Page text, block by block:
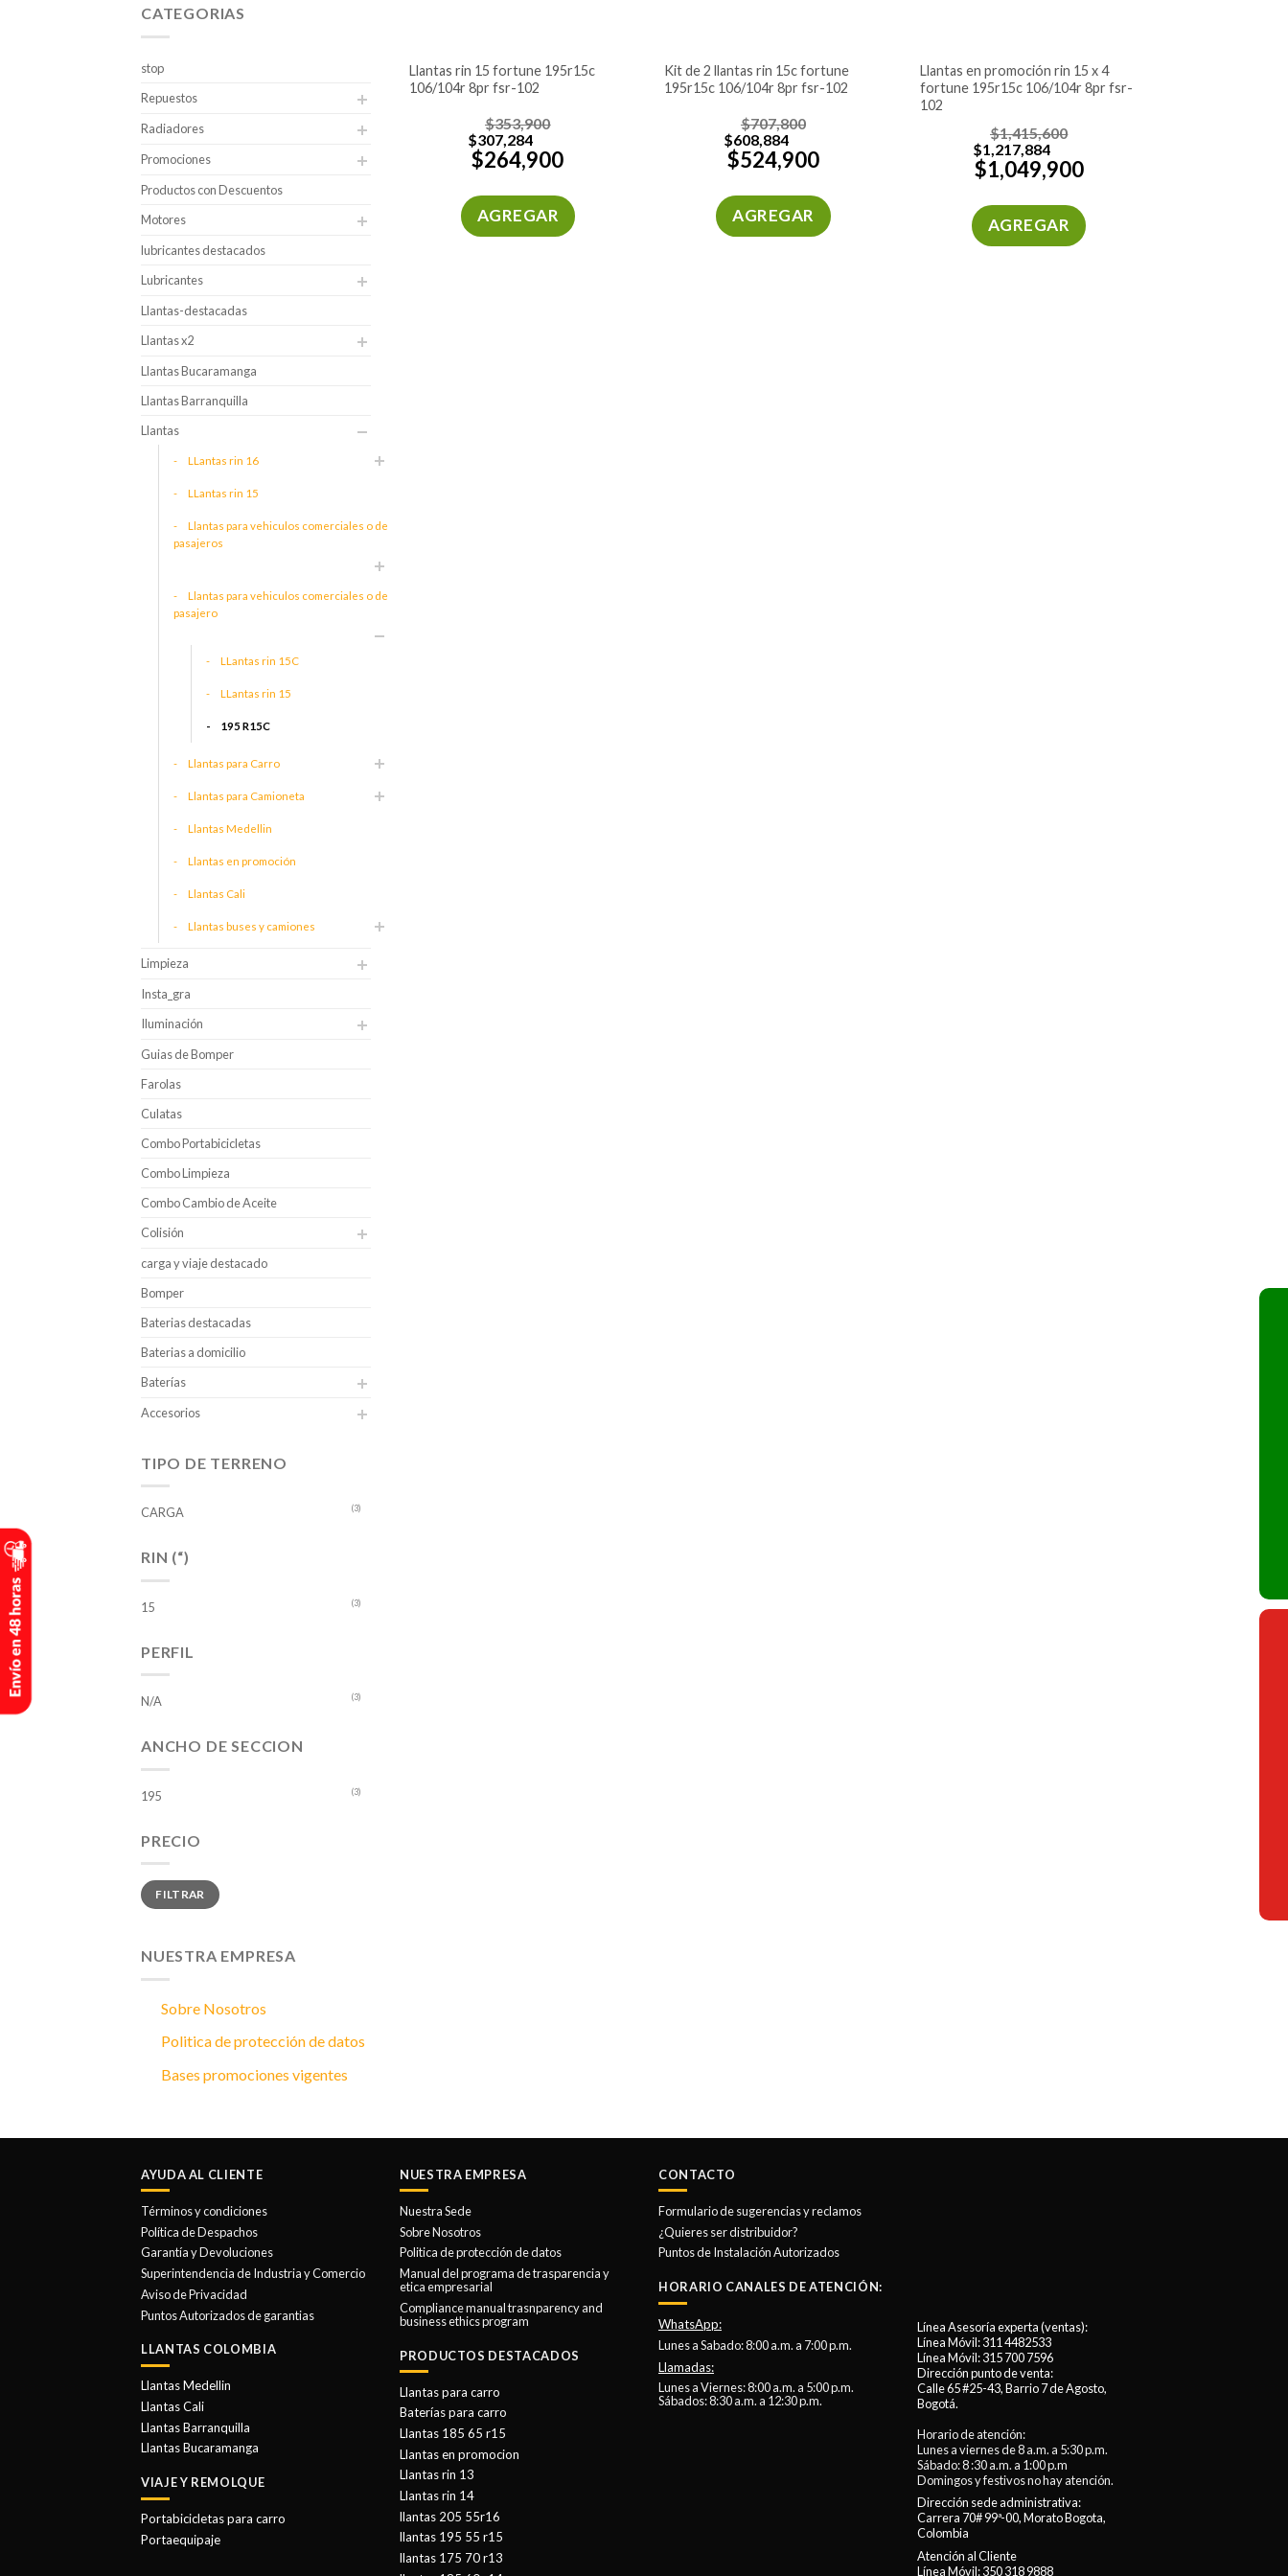
CATEGORIAS
stop
Repuestos
Radiadores
Promociones
Productos con Descuentos
Motores
lubricantes destacados
Lubricantes
Llantas-destacadas
Llantas x2
Llantas Bucaramanga
Llantas Barranquilla
Llantas
LLantas rin 16
LLantas rin 15
Llantas para vehiculos comerciales o de
pasajeros
Llantas para vehiculos comerciales o de
pasajero
LLantas rin 15C
LLantas rin 15
195 R15C
Llantas para Carro
Llantas para Camioneta
Llantas Medellin
Llantas en promoción
Llantas Cali
Llantas buses y camiones
Limpieza
Insta_gra
Iluminación
Guias de Bomper
Farolas
Culatas
Combo Portabicicletas
Combo Limpieza
Combo Cambio de Aceite
Colisión
carga y viaje destacado
Bomper
Baterias destacadas
Baterias a domicilio
Baterías
Accesorios
TIPO DE TERRENO
CARGA (3)
RIN (“)
15 (3)
PERFIL
N/A (3)
ANCHO DE SECCION
195 (3)
PRECIO
Precio
mínimo
Precio
máximo
FILTRAR
NUESTRA EMPRESA
Sobre Nosotros
Politica de protección de datos
Bases promociones vigentes
llantas rin 15 fortune 195r15c
106/104r 8pr fsr-102
$353,900
$307,284
$264,900
AGREGAR
kit de 2 llantas rin 15c fortune
195r15c 106/104r 8pr fsr-102
$707,800
$608,884
$524,900
AGREGAR
llantas en promoción rin 15 x 4
fortune 195r15c 106/104r 8pr fsr-
102
$1,415,600
$1,217,884
$1,049,900
AGREGAR
AYUDA AL CLIENTE
Términos y condiciones
Política de Despachos
Garantía y Devoluciones
Superintendencia de Industria y Comercio
Aviso de Privacidad
Puntos Autorizados de garantias
LLANTAS COLOMBIA
Llantas Medellin
Llantas Cali
Llantas Barranquilla
Llantas Bucaramanga
VIAJE Y REMOLQUE
Portabicicletas para carro
Portaequipaje
NUESTRA EMPRESA
Nuestra Sede
Sobre Nosotros
Politica de protección de datos
Manual del programa de trasparencia y
etica empresarial
Compliance manual trasnparency and
business ethics program
PRODUCTOS DESTACADOS
Llantas para carro
Baterías para carro
Llantas 185 65 r15
Llantas en promocion
Llantas rin 13
Llantas rin 14
llantas 205 55r16
llantas 195 55 r15
llantas 175 70 r13
CONTACTO
Formulario de sugerencias y reclamos
¿Quieres ser distribuidor?
Puntos de Instalación Autorizados
HORARIO CANALES DE ATENCIÓN:
WhatsApp:
Lunes a Sabado: 8:00 a.m. a 7:00 p.m.
Llamadas:
Lunes a Viernes: 8:00 a.m. a 5:00 p.m.
Sábados: 8:30 a.m. a 12:30 p.m.
Línea Asesoría experta (ventas):
Línea Móvil:311 4482533
Línea Móvil:315 700 7596
Dirección punto de venta:
Calle 65 #25-43, Barrio 7 de Agosto,
Bogotá.
Horario de atención:
Lunes a viernes de 8 a.m. a 5:30 p.m.
Sábado: 8 :30 a.m. a 1:00 p.m
Domingos y festivos no hay atención.
Dirección sede administrativa:
Carrera 70# 99ª-00, Morato Bogota,
Colombia
Atención al Cliente
Línea Móvil:350 318 9888